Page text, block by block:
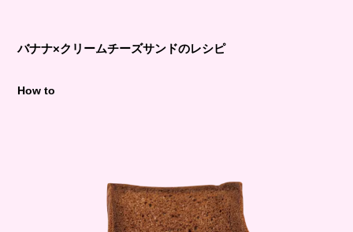
バナナ×クリームチーズサンドのレシピ
How to